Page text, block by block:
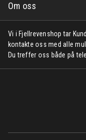
Om oss
Vi i Fjellrevenshop tar
kontakte oss med alle
Du treffer oss både på